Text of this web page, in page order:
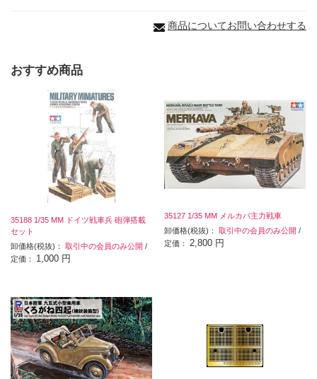
商品についてお問い合わせする
おすすめ商品
35188 1/35 MM ドイツ戦車兵 砲弾搭載
セット
卸価格(税抜)： 取引中の会員のみ公開 /
定価： 1,000 円
35127 1/35 MM メルカバ主力戦車
卸価格(税抜)：取引中の会員のみ公開 /
定価： 2,800 円